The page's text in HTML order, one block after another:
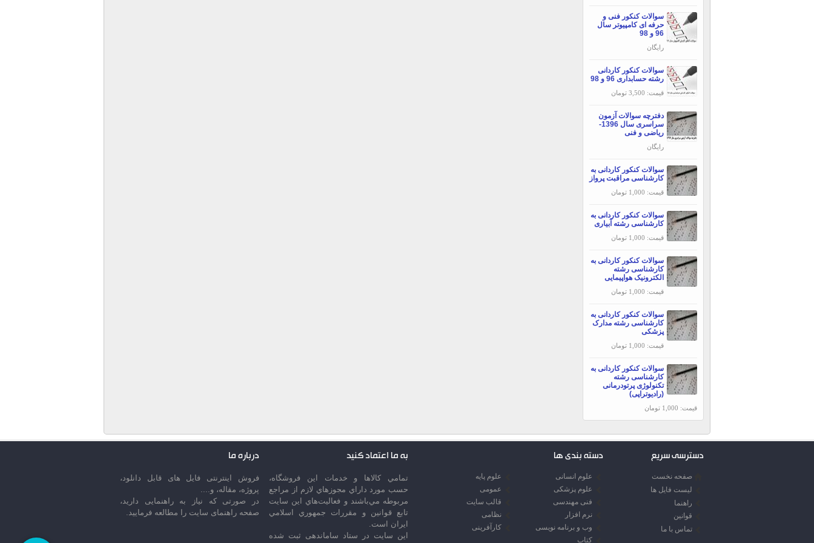
سوالات کنکور فنی و
حرفه ای کامپیوتر سال
96 و 98
رایگان
سوالات کنکور کاردانی
رشته حسابداری 96 و 98
قیمت: 3,500 تومان
دفترچه سوالات آزمون
سراسری سال 1396-
ریاضی و فنی
رایگان
سوالات کنکور کاردانی به
کارشناسی مراقبت پرواز
قیمت: 1,000 تومان
سوالات کنکور کاردانی به
کارشناسی رشته آبیاری
قیمت: 1,000 تومان
سوالات کنکور کاردانی به
کارشناسی رشته
الکترونیک هواپیمایی
قیمت: 1,000 تومان
سوالات کنکور کاردانی به
کارشناسی رشته مدارک
پزشکی
قیمت: 1,000 تومان
سوالات کنکور کاردانی به
کارشناسی رشته
تکنولوژی پرتودرمانی
(رادیوتراپی)
قیمت: 1,000 تومان
دسترسی سریع
صفحه نخست
لیست فایل ها
راهنما
قوانین
تماس با ما
دسته بندی ها
علوم انسانی
علوم پایه
علوم پزشکی
عمومی
فنی مهندسی
قالب سایت
نرم افزار
نظامی
وب و برنامه نویسی
کارآفرینی
کتاب
به ما اعتماد کنید
تمامي كالاها و خدمات اين فروشگاه،
حسب مورد داراي مجوزهاي لازم از مراجع
مربوطه مي‌باشند و فعاليت‌هاي اين سايت
تابع قوانين و مقررات جمهوري اسلامي
ايران است.
این سایت در ستاد ساماندهی ثبت شده
درباره ما
فروش اینترنتی فایل های قابل دانلود،
پروژه، مقاله، و....
در صورتی که نیاز به راهنمایی دارید،
صفحه راهنمای سایت را مطالعه فرمایید.